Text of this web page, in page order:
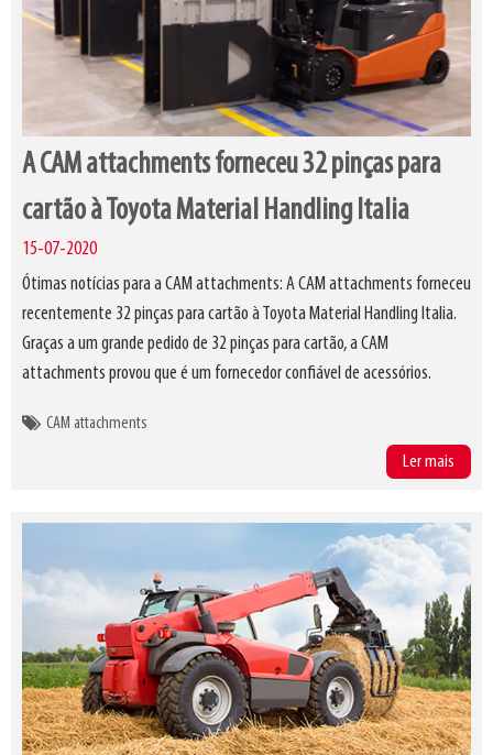
A CAM attachments forneceu 32 pinças para
cartão à Toyota Material Handling Italia
15-07-2020
Ótimas notícias para a CAM attachments: A CAM attachments forneceu
recentemente 32 pinças para cartão à Toyota Material Handling Italia.
Graças a um grande pedido de 32 pinças para cartão, a CAM
attachments provou que é um fornecedor confiável de acessórios.
CAM attachments
Ler mais